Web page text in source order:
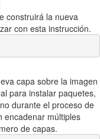
construirá la nueva
con esta instrucción.
capa sobre la imagen
para instalar paquetes,
durante el proceso de
encadenar múltiples
de capas.